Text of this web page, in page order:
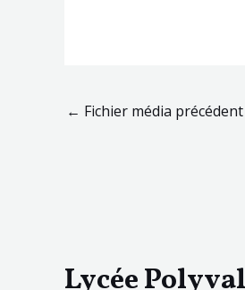
← Fichier média précédent
Lycée